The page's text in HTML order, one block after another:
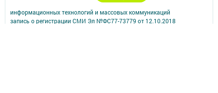
информационных технологий и массовых коммуникаций
запись о регистрации СМИ Эл №ФС77-73779 от 12.10.2018